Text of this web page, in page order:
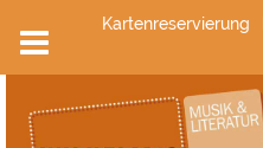
Inhalt
springen
Kartenreservierung